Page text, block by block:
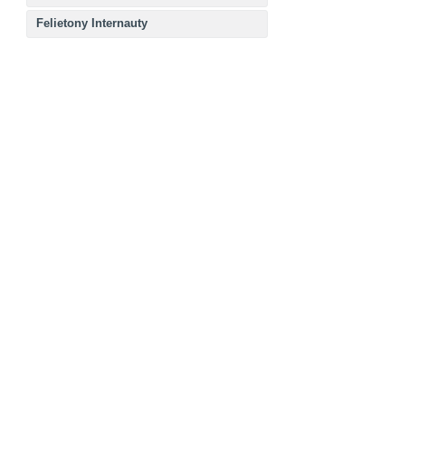
Felietony Internauty